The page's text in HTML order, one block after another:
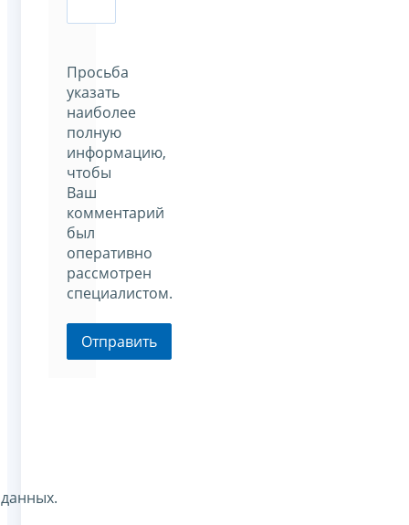
Просьба
указать
наиболее
полную
информацию,
чтобы
Ваш
комментарий
был
оперативно
рассмотрен
специалистом.
Отправить